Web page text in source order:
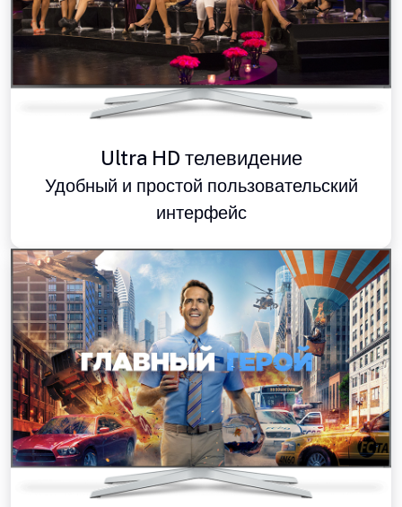
Ultra HD телевидение
Удобный и простой пользовательский
интерфейс